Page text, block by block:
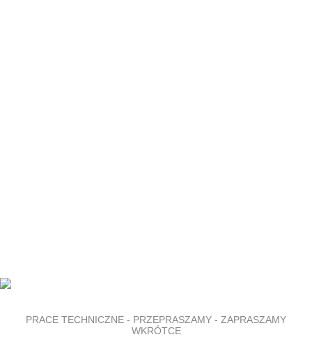
PRACE TECHNICZNE - PRZEPRASZAMY - ZAPRASZAMY
WKRÓTCE